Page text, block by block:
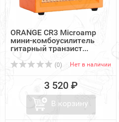
ORANGE CR3 Microamp
мини-комбоусилитель
гитарный транзист...
(0) Нет в наличии
3 520 ₽
В корзину